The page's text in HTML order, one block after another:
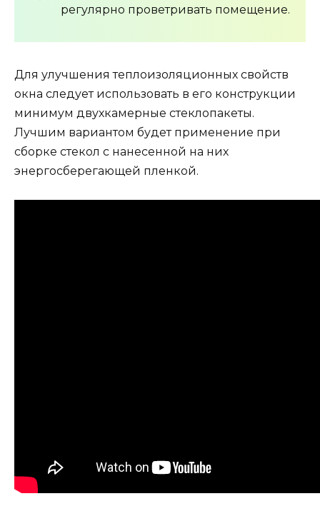
регулярно проветривать помещение.
Для улучшения теплоизоляционных свойств
окна следует использовать в его конструкции
минимум двухкамерные стеклопакеты.
Лучшим вариантом будет применение при
сборке стекол с нанесенной на них
энергосберегающей пленкой.